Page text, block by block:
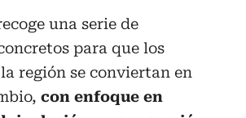
una serie de
para que los
región se conviertan en
con enfoque en